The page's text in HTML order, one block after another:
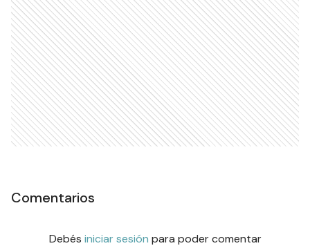
Comentarios
Debés iniciar sesión para poder comentar